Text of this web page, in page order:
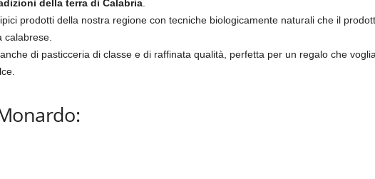
della terra di Calabria.
prodotti della nostra regione con tecniche biologicamente naturali che il
calabrese.
di pasticceria di classe e di raffinata qualità, perfetta per un regalo che